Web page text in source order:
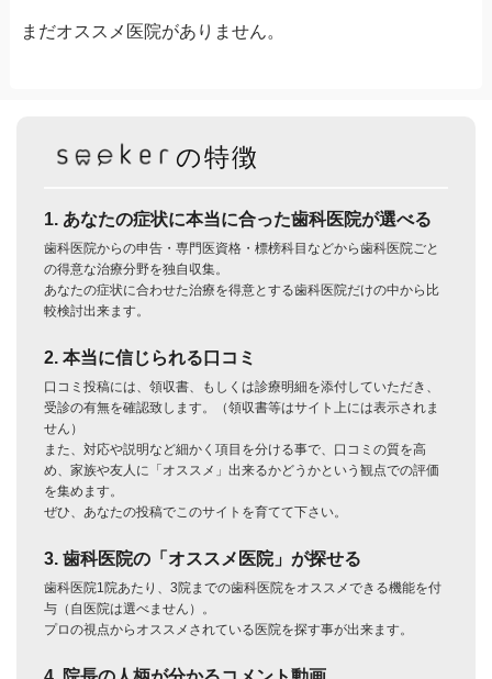
まだオススメ医院がありません。
の特徴
1. あなたの症状に本当に合った歯科医院が選べる
歯科医院からの申告・専門医資格・標榜科目などから歯科医院ごと
の得意な治療分野を独自収集。
あなたの症状に合わせた治療を得意とする歯科医院だけの中から比
較検討出来ます。
2. 本当に信じられる口コミ
口コミ投稿には、領収書、もしくは診療明細を添付していただき、
受診の有無を確認致します。（領収書等はサイト上には表示されま
せん）
また、対応や説明など細かく項目を分ける事で、口コミの質を高
め、家族や友人に「オススメ」出来るかどうかという観点での評価
を集めます。
ぜひ、あなたの投稿でこのサイトを育てて下さい。
3. 歯科医院の「オススメ医院」が探せる
歯科医院1院あたり、3院までの歯科医院をオススメできる機能を付
与（自医院は選べません）。
プロの視点からオススメされている医院を探す事が出来ます。